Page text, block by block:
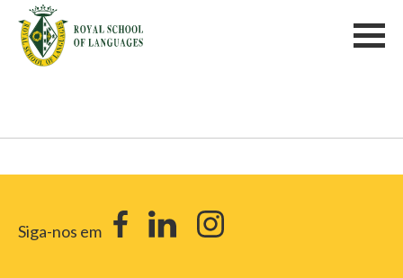
Siga-nos em